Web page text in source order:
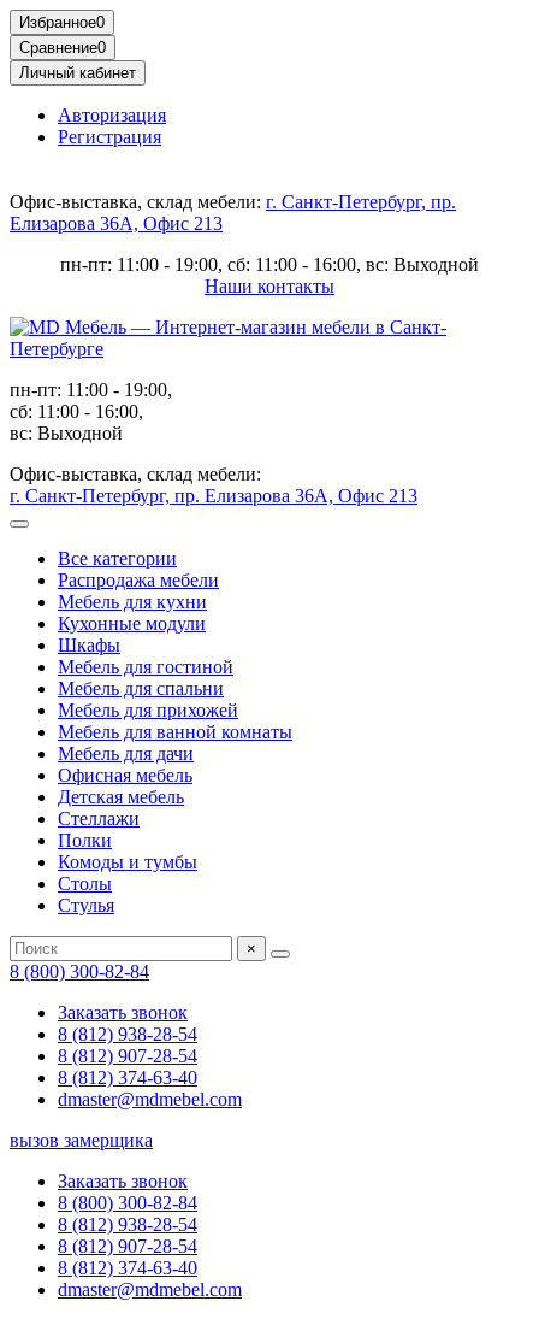
Избранное0
Сравнение0
Личный кабинет
Авторизация
Регистрация
Офис-выставка, склад мебели: г. Санкт-Петербург, пр.
Елизарова 36А, Офис 213
пн-пт: 11:00 - 19:00, сб: 11:00 - 16:00, вс: Выходной
Наши контакты
пн-пт: 11:00 - 19:00,
сб: 11:00 - 16:00,
вс: Выходной
Офис-выставка, склад мебели:
г. Санкт-Петербург, пр. Елизарова 36А, Офис 213
Все категории
Распродажа мебели
Мебель для кухни
Кухонные модули
Шкафы
Мебель для гостиной
Мебель для спальни
Мебель для прихожей
Мебель для ванной комнаты
Мебель для дачи
Офисная мебель
Детская мебель
Стеллажи
Полки
Комоды и тумбы
Столы
Стулья
×
8 (800) 300-82-84
Заказать звонок
8 (812) 938-28-54
8 (812) 907-28-54
8 (812) 374-63-40
dmaster@mdmebel.com
вызов замерщика
Заказать звонок
8 (800) 300-82-84
8 (812) 938-28-54
8 (812) 907-28-54
8 (812) 374-63-40
dmaster@mdmebel.com